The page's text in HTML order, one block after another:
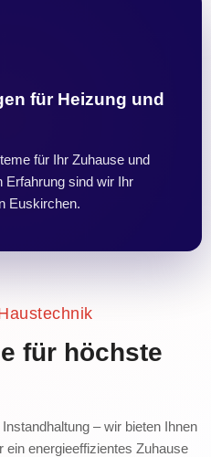
für Heizung und
für Ihr Zuhause und
Erfahrung sind wir Ihr
Euskirchen.
für höchste
– wir bieten Ihnen
energieeffizientes Zuhause